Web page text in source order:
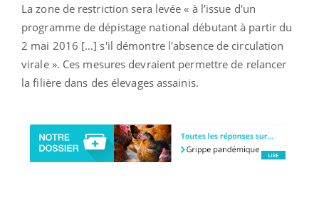
La zone de restriction sera levée « à l’issue d'un
programme de dépistage national débutant à partir du
2 mai 2016 […] s'il démontre l'absence de circulation
virale ». Ces mesures devraient permettre de relancer
la filière dans des élevages assainis.